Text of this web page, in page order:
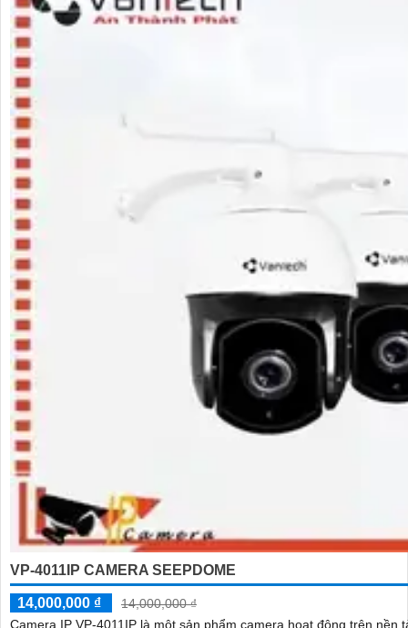
VP-4011IP CAMERA SEEPDOME
14,000,000 ₫
14,000,000 ₫
Camera IP VP-4011IP là một sản phẩm camera hoạt động trên